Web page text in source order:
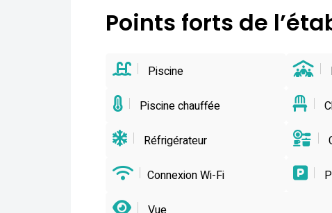
Points forts de
Piscine
Piscine chauffée
Réfrigérateur
Connexion Wi-Fi